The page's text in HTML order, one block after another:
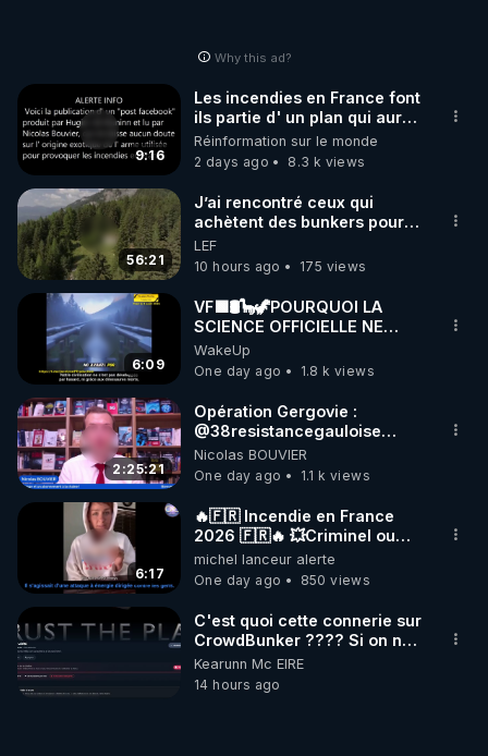
Why this ad?
9:16
Les incendies en France font
ils partie d' un plan qui aurait
débuté le 11 septembre 2001
?
Réinformation sur le monde
2 days ago
8.3 k views
56:21
J’ai rencontré ceux qui
achètent des bunkers pour
survivre à la fin du monde
LEF
10 hours ago
175 views
6:09
VF🟩🛢🦕🦖POURQUOI LA
SCIENCE OFFICIELLE NE
CONNAÎT-ELLE PAS LA VRAIE
ORIGINE DU PÉTROL -
Jocelyne Tr
WakeUp
One day ago
1.8 k views
2:25:21
Opération Gergovie :
‪@38resistancegauloise‬
‪@MarionSigautOfficiel‬
‪@gladysriifard5710‬ Laëtitia
Nicolas BOUVIER
One day ago
1.1 k views
6:17
🔥🇫🇷 Incendie en France
2026 🇫🇷🔥 💥Criminel ou
coincidence naturelle?💥
@NostraDamoucho
michel lanceur alerte
One day ago
850 views
C'est quoi cette connerie sur
CrowdBunker ???? Si on ne
peut plus publier, c'est un
peu de la censure. Ne payez
pas les boucliers pour voir
Kearunn Mc EIRE
14 hours ago